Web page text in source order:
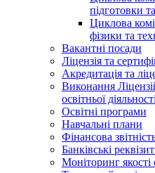
підготовки
Циклова
фізики та
Вакантні посади
Ліцензія та
Акредитація та
Виконання
освітньої діяльності
Освітні програми
Навчальні плани
Фінансова
Банківські
Моніторинг якості